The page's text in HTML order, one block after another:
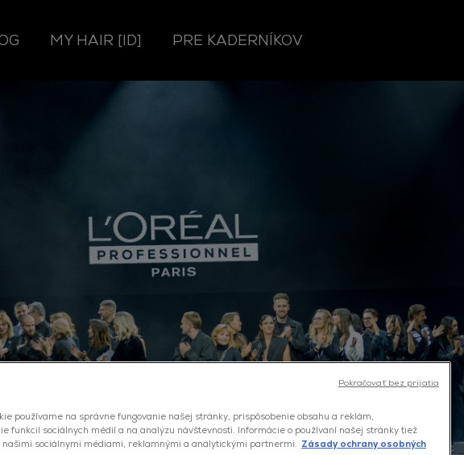
MY HAIR [ID] PRE KADERNÍKOV
používame na správne fungovanie našej stránky, prispôsobenie obsahu a reklám,
funkcií sociálnych médií a na analýzu návštevnosti. Informácie o používaní našej stránky tiež
našimi sociálnymi médiami, reklamnými a analytickými partnermi. Zásady ochrany osobných
Pokračovať bez prijatia